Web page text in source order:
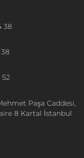
38
38
52
Paşa Caddesi,
8 Kartal İstanbul